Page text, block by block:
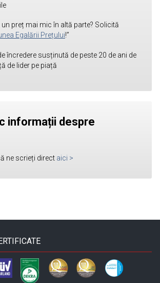
un preț mai mic în altă parte? Solicită
Egalării Prețului!”
încredere susținută de peste 20 de ani de
de lider pe piață
informații despre
ne scrieți direct aici >